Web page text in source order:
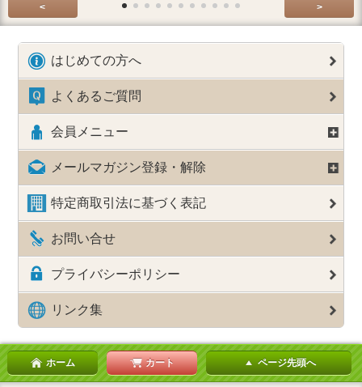
< >
はじめての方へ
よくあるご質問
会員メニュー
メールマガジン登録・解除
特定商取引法に基づく表記
お問い合せ
プライバシーポリシー
リンク集
ホーム カート ページ先頭へ